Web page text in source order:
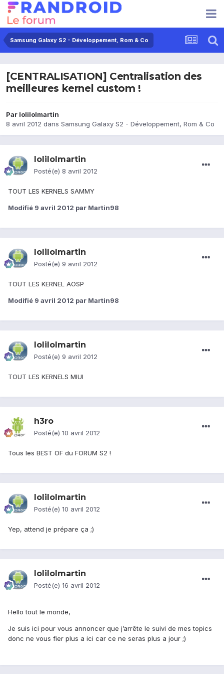
Samsung Galaxy S2 - Développement, Rom & Co
[CENTRALISATION] Centralisation des
meilleures kernel custom !
Par lolilolmartin
8 avril 2012 dans Samsung Galaxy S2 - Développement, Rom & Co
lolilolmartin
Posté(e) 8 avril 2012
TOUT LES KERNELS SAMMY
Modifié 9 avril 2012 par Martin98
lolilolmartin
Posté(e) 9 avril 2012
TOUT LES KERNEL AOSP
Modifié 9 avril 2012 par Martin98
lolilolmartin
Posté(e) 9 avril 2012
TOUT LES KERNELS MIUI
h3ro
Posté(e) 10 avril 2012
Tous les BEST OF du FORUM S2 !
lolilolmartin
Posté(e) 10 avril 2012
Yep, attend je prépare ça ;)
lolilolmartin
Posté(e) 16 avril 2012
Hello tout le monde,
Je suis ici pour vous annoncer que j’arrête le suivi de mes topics
donc ne vous fier plus a ici car ce ne seras plus a jour ;)